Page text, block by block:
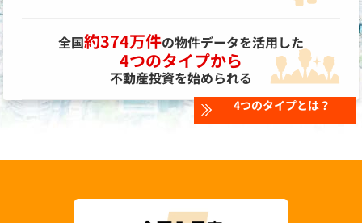
全国約374万件の物件データを活用した
4つのタイプから
不動産投資を始められる
4つのタイプとは？